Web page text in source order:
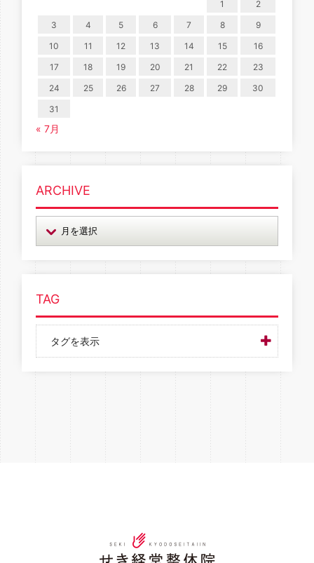
1
2
3
4 5 6 7 8
9
10
11 12 13 14 15
16
17
18 19 20 21 22
23
24
25 26 27 28 29
30
31
« 7月
ARCHIVE
TAG
タグを表示